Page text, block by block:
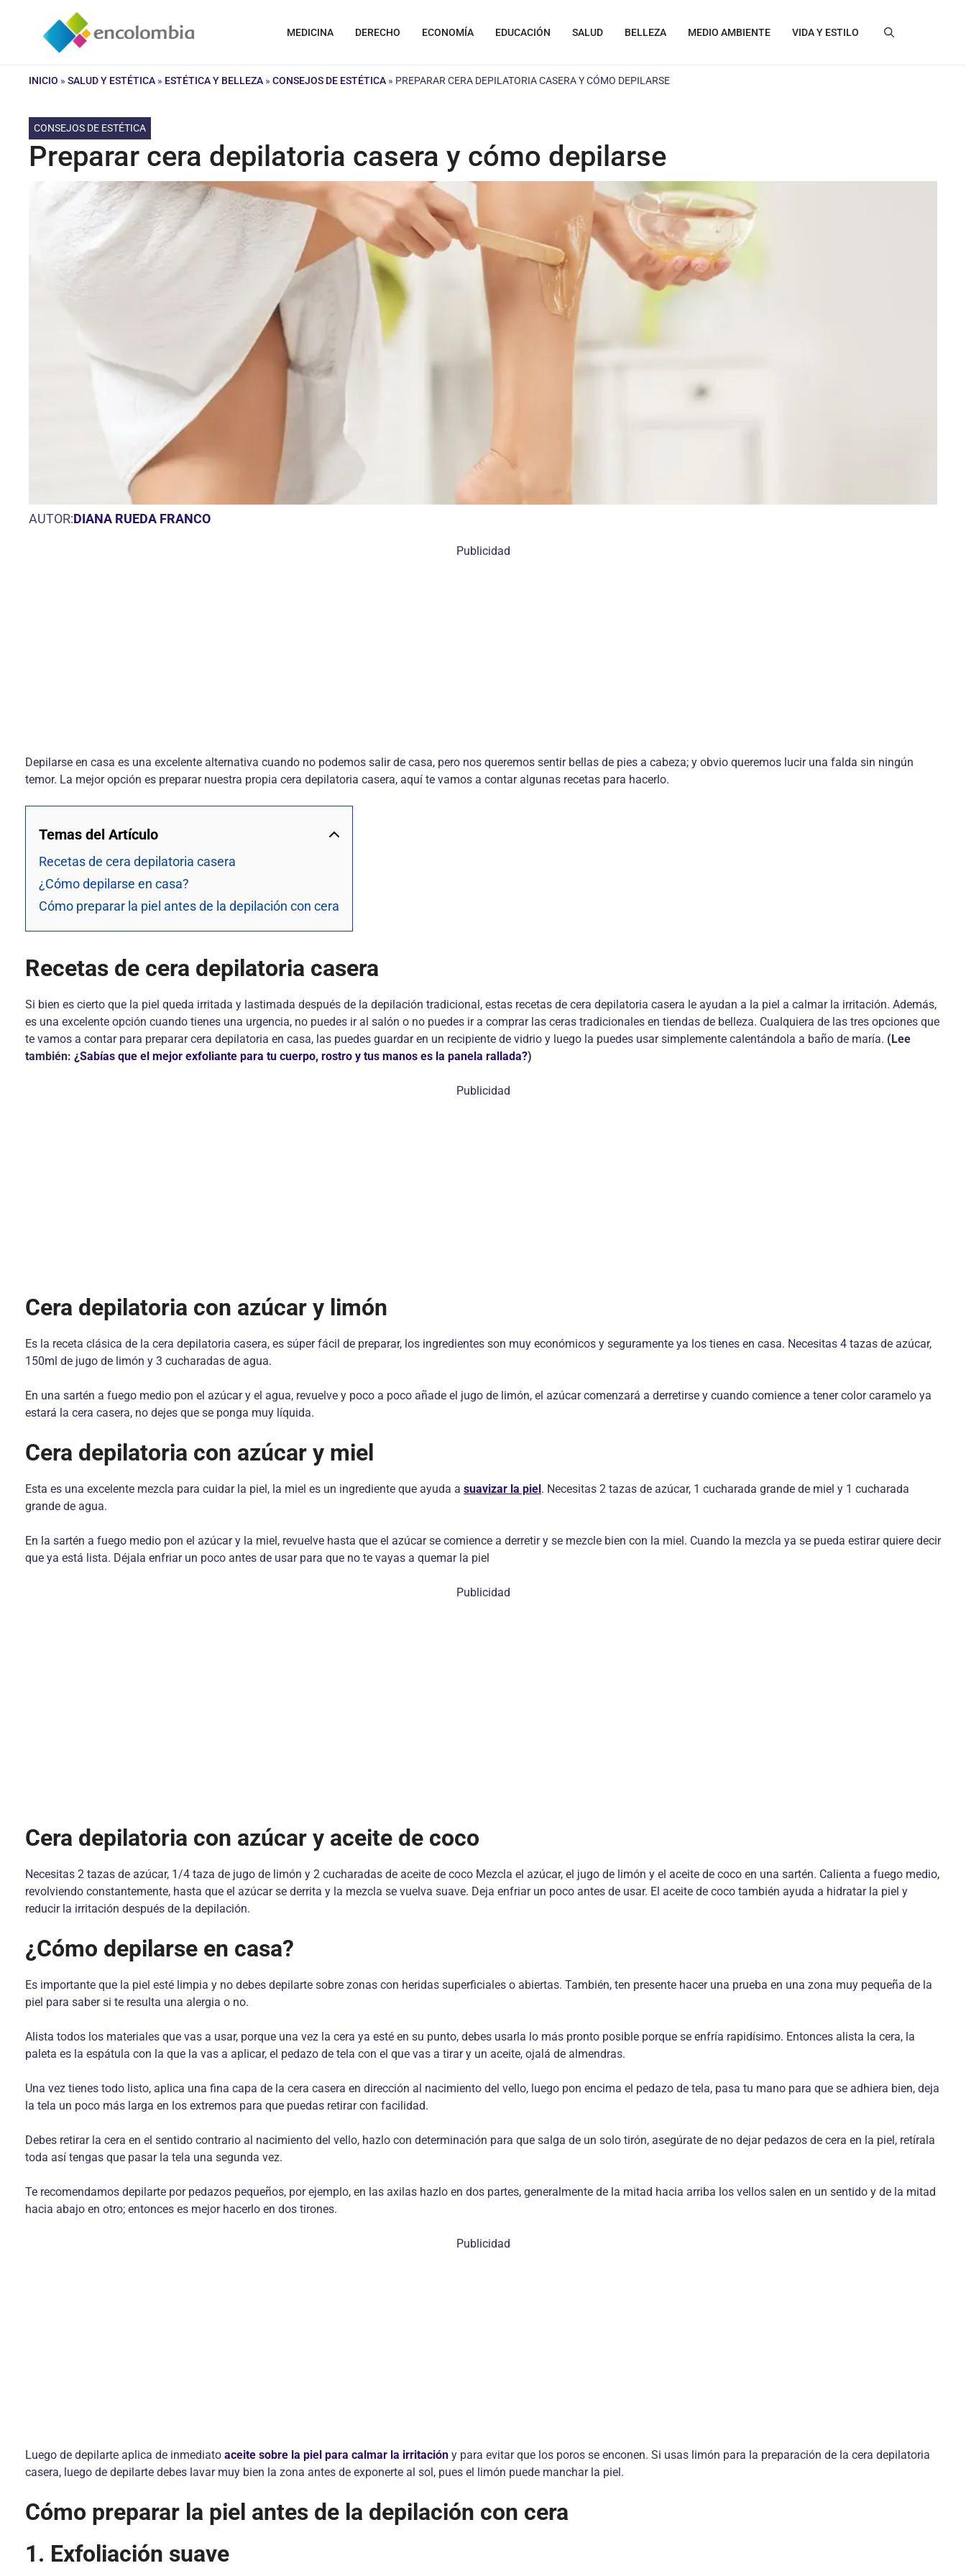
contenido
MEDICINA DERECHO ECONOMÍA EDUCACIÓN SALUD BELLEZA MEDIO AMBIENTE VIDA Y ESTILO
INICIO » SALUD Y ESTÉTICA » ESTÉTICA Y BELLEZA » CONSEJOS DE ESTÉTICA » PREPARAR CERA DEPILATORIA CASERA Y CÓMO DEPILARSE
CONSEJOS DE ESTÉTICA
Preparar cera depilatoria casera y cómo depilarse
AUTOR:DIANA RUEDA FRANCO
Publicidad
Depilarse en casa es una excelente alternativa cuando no podemos salir de casa, pero nos queremos sentir bellas de pies a cabeza; y obvio queremos lucir una falda sin ningún
temor. La mejor opción es preparar nuestra propia cera depilatoria casera, aquí te vamos a contar algunas recetas para hacerlo.
Temas del Artículo
Recetas de cera depilatoria casera
¿Cómo depilarse en casa?
Cómo preparar la piel antes de la depilación con cera
Recetas de cera depilatoria casera
Si bien es cierto que la piel queda irritada y lastimada después de la depilación tradicional, estas recetas de cera depilatoria casera le ayudan a la piel a calmar la irritación. Además,
es una excelente opción cuando tienes una urgencia, no puedes ir al salón o no puedes ir a comprar las ceras tradicionales en tiendas de belleza. Cualquiera de las tres opciones que
te vamos a contar para preparar cera depilatoria en casa, las puedes guardar en un recipiente de vidrio y luego la puedes usar simplemente calentándola a baño de maría. (Lee
también: ¿Sabías que el mejor exfoliante para tu cuerpo, rostro y tus manos es la panela rallada?)
Publicidad
Cera depilatoria con azúcar y limón
Es la receta clásica de la cera depilatoria casera, es súper fácil de preparar, los ingredientes son muy económicos y seguramente ya los tienes en casa. Necesitas 4 tazas de azúcar,
150ml de jugo de limón y 3 cucharadas de agua.
En una sartén a fuego medio pon el azúcar y el agua, revuelve y poco a poco añade el jugo de limón, el azúcar comenzará a derretirse y cuando comience a tener color caramelo ya
estará la cera casera, no dejes que se ponga muy líquida.
Cera depilatoria con azúcar y miel
Esta es una excelente mezcla para cuidar la piel, la miel es un ingrediente que ayuda a suavizar la piel. Necesitas 2 tazas de azúcar, 1 cucharada grande de miel y 1 cucharada
grande de agua.
En la sartén a fuego medio pon el azúcar y la miel, revuelve hasta que el azúcar se comience a derretir y se mezcle bien con la miel. Cuando la mezcla ya se pueda estirar quiere decir
que ya está lista. Déjala enfriar un poco antes de usar para que no te vayas a quemar la piel
Publicidad
Cera depilatoria con azúcar y aceite de coco
Necesitas 2 tazas de azúcar, 1/4 taza de jugo de limón y 2 cucharadas de aceite de coco Mezcla el azúcar, el jugo de limón y el aceite de coco en una sartén. Calienta a fuego medio,
revolviendo constantemente, hasta que el azúcar se derrita y la mezcla se vuelva suave. Deja enfriar un poco antes de usar. El aceite de coco también ayuda a hidratar la piel y
reducir la irritación después de la depilación.
¿Cómo depilarse en casa?
Es importante que la piel esté limpia y no debes depilarte sobre zonas con heridas superficiales o abiertas. También, ten presente hacer una prueba en una zona muy pequeña de la
piel para saber si te resulta una alergia o no.
Alista todos los materiales que vas a usar, porque una vez la cera ya esté en su punto, debes usarla lo más pronto posible porque se enfría rapidísimo. Entonces alista la cera, la
paleta es la espátula con la que la vas a aplicar, el pedazo de tela con el que vas a tirar y un aceite, ojalá de almendras.
Una vez tienes todo listo, aplica una fina capa de la cera casera en dirección al nacimiento del vello, luego pon encima el pedazo de tela, pasa tu mano para que se adhiera bien, deja
la tela un poco más larga en los extremos para que puedas retirar con facilidad.
Debes retirar la cera en el sentido contrario al nacimiento del vello, hazlo con determinación para que salga de un solo tirón, asegúrate de no dejar pedazos de cera en la piel, retírala
toda así tengas que pasar la tela una segunda vez.
Te recomendamos depilarte por pedazos pequeños, por ejemplo, en las axilas hazlo en dos partes, generalmente de la mitad hacia arriba los vellos salen en un sentido y de la mitad
hacia abajo en otro; entonces es mejor hacerlo en dos tirones.
Publicidad
Luego de depilarte aplica de inmediato aceite sobre la piel para calmar la irritación y para evitar que los poros se enconen. Si usas limón para la preparación de la cera depilatoria
casera, luego de depilarte debes lavar muy bien la zona antes de exponerte al sol, pues el limón puede manchar la piel.
Cómo preparar la piel antes de la depilación con cera
1. Exfoliación suave